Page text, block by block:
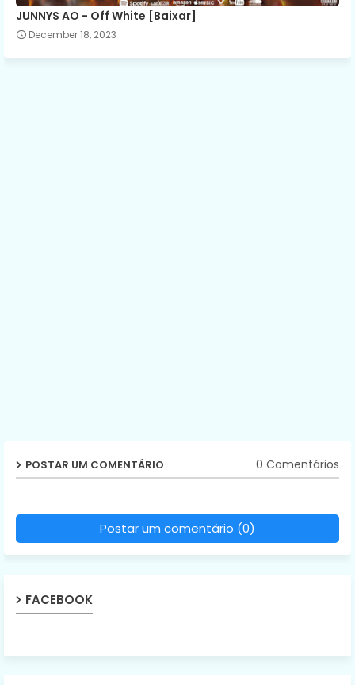
JUNNYS AO - Off White [Baixar]
December 18, 2023
POSTAR UM COMENTÁRIO 0 Comentários
Postar um comentário (0)
FACEBOOK